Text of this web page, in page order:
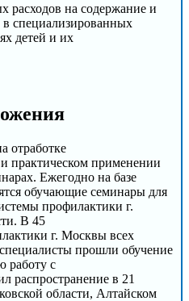
расходов на содержание и
специализированных
детей и их
отработке
практическом применении
Ежегодно на базе
обучающие семинары для
профилактики г.
В 45
г. Москвы всех
прошли обучение
работу с
распространение в 21
области, Алтайском